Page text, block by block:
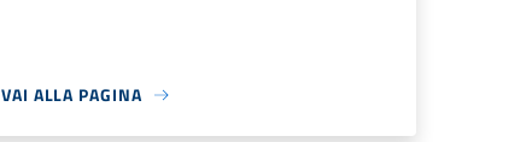
VAI ALLA PAGINA